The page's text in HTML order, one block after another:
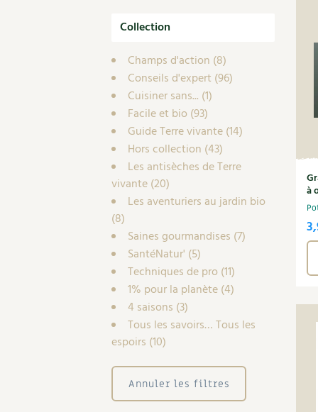
Collection
Champs d'action (8)
Conseils d'expert (96)
Cuisiner sans... (1)
Facile et bio (93)
Guide Terre vivante(14)
Hors collection (43)
Les antisèches de Terre
vivante(20)
Les aventuriers au jardin bio
(8)
Saines gourmandises (7)
SantéNatur' (5)
Techniques de pro (11)
1% pour la planète(4)
4 saisons (3)
Tous les savoirs… Tous les
espoirs (10)
Annuler les filtres
à